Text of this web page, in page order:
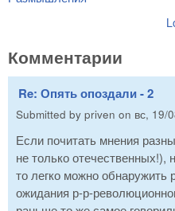
Комментарии
Re: Опять опоздали - 2
Submitted by priven on вс, 19/
Если почитать мнения
не только отечественных!),
то легко можно
ожидания р-р-